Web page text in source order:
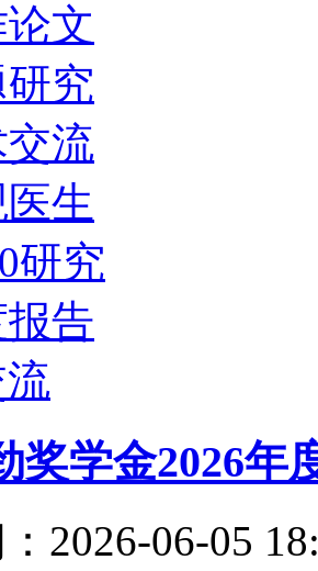
文
究
流
生
研究
告
奖学金2026年
2026-06-05